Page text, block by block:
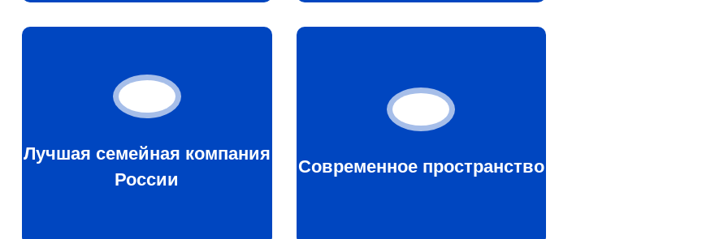
Лучшая семейная компания
России
Современное пространство